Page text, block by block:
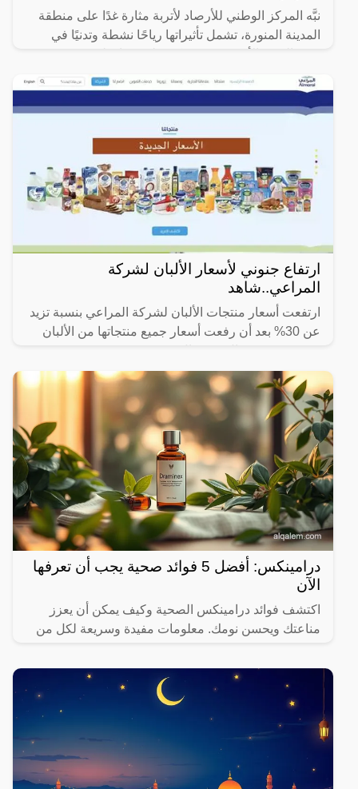
نبَّه المركز الوطني للأرصاد لأتربة مثارة غدًا على منطقة
المدينة المنورة، تشمل تأثيراتها رياحًا نشطة وتدنيًا في
ارتفاع جنوني لأسعار الألبان لشركة
المراعي..شاهد
ارتفعت أسعار منتجات الألبان لشركة المراعي بنسبة تزيد
عن 30% بعد أن رفعت أسعار جميع منتجاتها من الألبان
درامينكس: أفضل 5 فوائد صحية يجب أن تعرفها
الآن
اكتشف فوائد درامينكس الصحية وكيف يمكن أن يعزز
مناعتك ويحسن نومك. معلومات مفيدة وسريعة لكل من